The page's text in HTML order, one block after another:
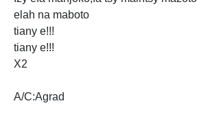
elah na maboto
tiany e!!!
tiany e!!!
X2
A/C:Agrad